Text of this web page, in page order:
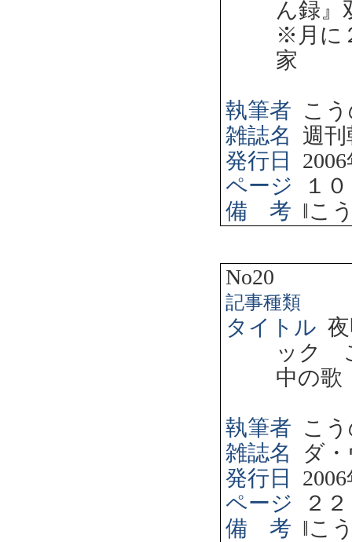
ん録
※月に
家
執筆者 こ
雑誌名
週刊
発行日
2006
ページ
１
備 考 ‖こ
No20
記事種類
タイトル
ック
中の歌
執筆者 こ
雑誌名
ダ
発行日
2006
ページ
２
備 考 ‖こ